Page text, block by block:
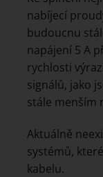
nabíjecí
budoucnu
napájení 5 A
rychlosti
signálů, jako
stále menším
Aktuálně
systémů,
kabelu.